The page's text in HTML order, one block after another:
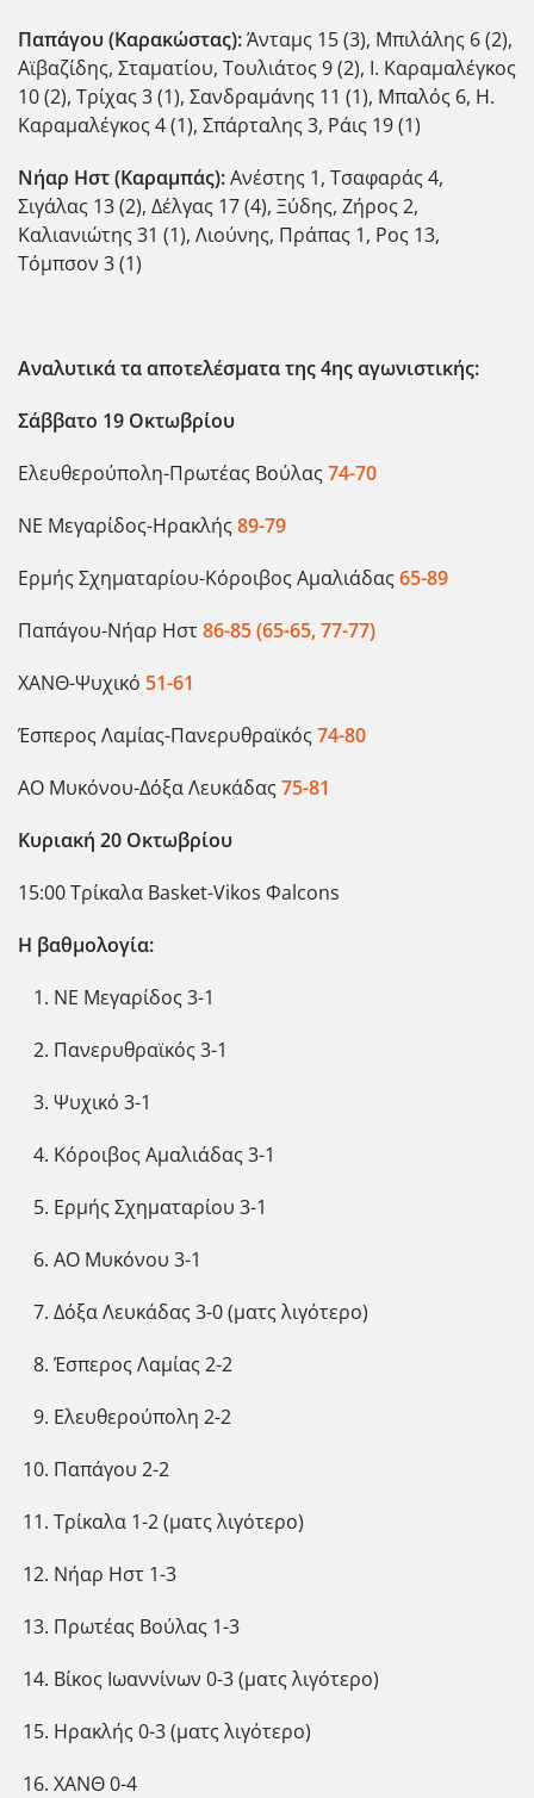
Παπάγου (Καρακώστας):Άνταμς 15 (3), Μπιλάλης 6 (2),
Αϊβαζίδης, Σταματίου, Τουλιάτος 9 (2), Ι. Καραμαλέγκος
10 (2), Τρίχας 3 (1), Σανδραμάνης 11 (1), Μπαλός 6, Η.
Καραμαλέγκος 4 (1), Σπάρταλης 3, Ράις 19 (1)
Νήαρ Ηστ (Καραμπάς):Ανέστης 1, Τσαφαράς 4,
Σιγάλας 13 (2), Δέλγας 17 (4), Ξύδης, Ζήρος 2,
Καλιανιώτης 31 (1), Λιούνης, Πράπας 1, Ρος 13,
Τόμπσον 3 (1)
Αναλυτικά τα αποτελέσματα της 4ης αγωνιστικής:
Σάββατο 19 Οκτωβρίου
Ελευθερούπολη-Πρωτέας Βούλας74-70
ΝΕ Μεγαρίδος-Ηρακλής89-79
Ερμής Σχηματαρίου-Κόροιβος Αμαλιάδας65-89
Παπάγου-Νήαρ Ηστ86-85 (65-65, 77-77)
ΧΑΝΘ-Ψυχικό 51-61
Έσπερος Λαμίας-Πανερυθραϊκός74-80
ΑΟ Μυκόνου-Δόξα Λευκάδας75-81
Κυριακή 20 Οκτωβρίου
15:00 Τρίκαλα Basket-Vikos Φalcons
Η βαθμολογία:
ΝΕ Μεγαρίδος 3-1
Πανερυθραϊκός 3-1
Ψυχικό 3-1
Κόροιβος Αμαλιάδας 3-1
Ερμής Σχηματαρίου 3-1
ΑΟ Μυκόνου 3-1
Δόξα Λευκάδας 3-0 (ματς λιγότερο)
Έσπερος Λαμίας 2-2
Ελευθερούπολη 2-2
Παπάγου 2-2
Τρίκαλα 1-2 (ματς λιγότερο)
Νήαρ Ηστ 1-3
Πρωτέας Βούλας 1-3
Βίκος Ιωαννίνων 0-3 (ματς λιγότερο)
Ηρακλής 0-3 (ματς λιγότερο)
ΧΑΝΘ 0-4